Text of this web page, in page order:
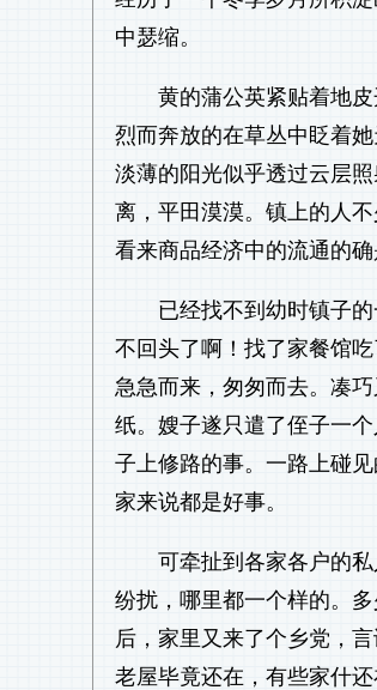
中瑟缩。
黄的蒲公英紧贴着地
烈而奔放的在草丛中眨着
淡薄的阳光似乎透过云层
离，平田漠漠。镇上的人
看来商品经济中的流通的
已经找不到幼时镇子
不回头了啊！找了家餐馆
急急而来，匆匆而去。凑
纸。嫂子遂只遣了侄子一
子上修路的事。一路上碰
家来说都是好事。
可牵扯到各家各户的
纷扰，哪里都一个样的。
后，家里又来了个乡党，
老屋毕竟还在，有些家什